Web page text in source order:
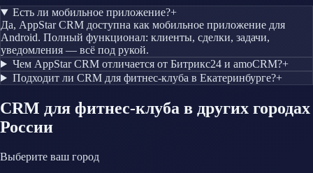
Есть ли мобильное приложение?+
Да, AppStar CRM доступна как мобильное приложение для
Android. Полный функционал: клиенты, сделки, задачи,
уведомления — всё под рукой.
Чем AppStar CRM отличается от Битрикс24 и amoCRM?+
Подходит ли CRM для фитнес-клуба в Екатеринбурге?+
CRM для фитнес-клуба в других городах
России
Выберите ваш город